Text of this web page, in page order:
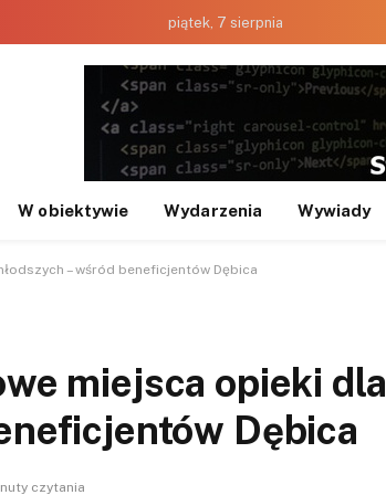
piątek, 7 sierpnia
W obiektywie Wydarzenia Wywiady
– wśród beneficjentów Dębica
miejsca opieki dla
Dębica
czytania